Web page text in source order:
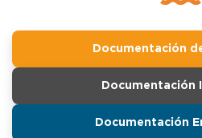
Documentación
Documentación
Documentación